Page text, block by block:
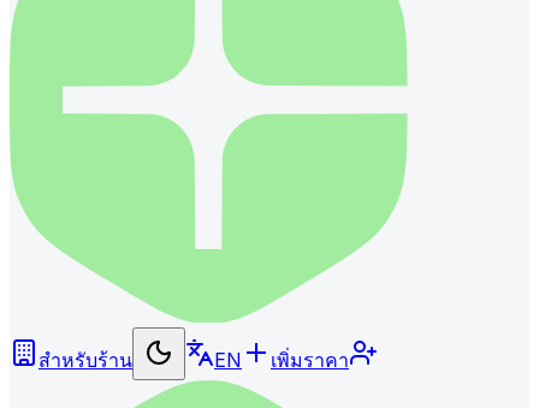
สำหรับร้าน EN เพิ่มราคา